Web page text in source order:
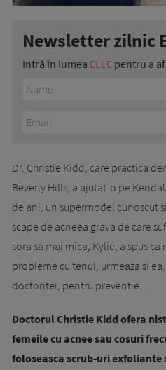
Newsletter zilnic
Intră în lumea ELLE pentru a
Dr. Christie Kidd, care practica
Beverly Hills, a ajutat-o pe
de ani, un supermodel cunoscut
scape de acneea grava de care
sora sa mai mica, Kylie, a spus
probleme cu tenul, urmeaza si
doctoritei, pentru preventie.
Doctorul Christie Kidd ofera
femeile cu acnee sau cosuri
foloseasca scrub-uri